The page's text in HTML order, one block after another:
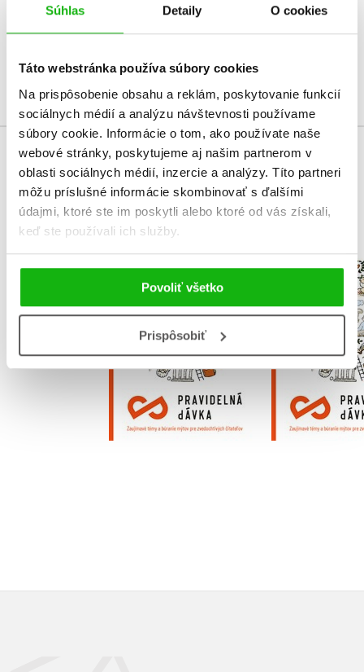
Súhlas Detaily O cookies
Táto webstránka používa súbory cookies
Na prispôsobenie obsahu a reklám, poskytovanie funkcií
sociálnych médií a analýzu návštevnosti používame
súbory cookie. Informácie o tom, ako používate naše
webové stránky, poskytujeme aj našim partnerom v
oblasti sociálnych médií, inzercie a analýzy. Títo partneri
môžu príslušné informácie skombinovať s ďalšími
údajmi, ktoré ste im poskytli alebo ktoré od vás získali,
keď ste používali ich služby.
Povoliť všetko
Prispôsobiť
Vaše hodnotenie
Používateľskú recenziu môžu vkladať len registrovaní užívatelia
Prihlásiť
KUPUJEME S
Pravidelná dávka
Kolektiv
14,44 €
Pravidelná